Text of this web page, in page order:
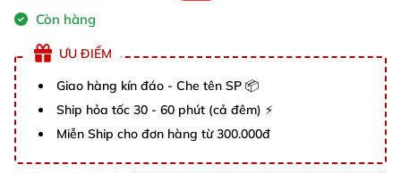
Còn hàng
ƯU ĐIỂM
Giao hàng kín đáo - Che tên SP 📦
Ship hỏa tốc 30 - 60 phút (cả đêm) ⚡
Miễn Ship cho đơn hàng từ 300.000đ